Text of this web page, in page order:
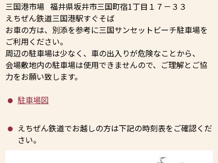
三国港市場 福井県坂井市三国町宿1丁目１７－３３
えちぜん鉄道三国港駅すぐそば
お車の方は、別添を参考に三国サンセットビーチ駐車場を
ご利用ください。
周辺の駐車場は少なく、車の出入りが危険なことから、
会場敷地内の駐車場は使用できませんので、ご理解とご協
力をお願い致します。
駐車場図
えちぜん鉄道でお越しの方は下記の時刻表をご確認くだ
さい。